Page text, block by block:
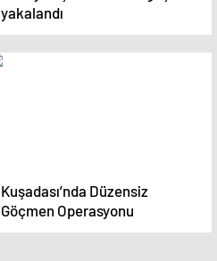
yakalandı
Kuşadası’nda Düzensiz
Göçmen Operasyonu